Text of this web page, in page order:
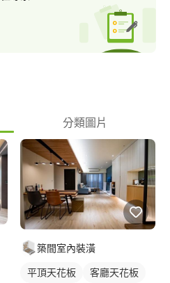
分類圖片
築間室內裝潢
平頂天花板
客廳天花板